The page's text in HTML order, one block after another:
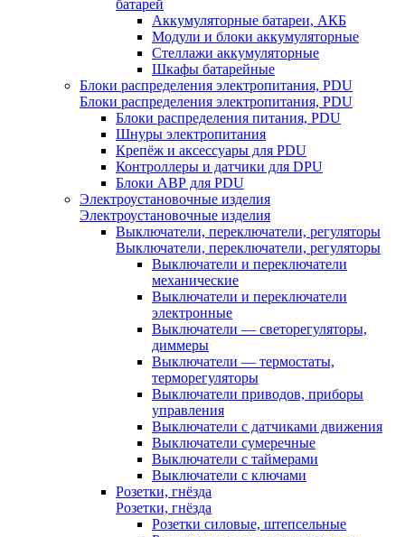
батарей
Аккумуляторные батареи, АКБ
Модули и блоки аккумуляторные
Стеллажи аккумуляторные
Шкафы батарейные
Блоки распределения электропитания, PDU
Блоки распределения электропитания, PDU
Блоки распределения питания, PDU
Шнуры электропитания
Крепёж и аксессуары для PDU
Контроллеры и датчики для DPU
Блоки АВР для PDU
Электроустановочные изделия
Электроустановочные изделия
Выключатели, переключатели, регуляторы
Выключатели, переключатели, регуляторы
Выключатели и переключатели
механические
Выключатели и переключатели
электронные
Выключатели — светорегуляторы,
диммеры
Выключатели — термостаты,
терморегуляторы
Выключатели приводов, приборы
управления
Выключатели с датчиками движения
Выключатели сумеречные
Выключатели с таймерами
Выключатели с ключами
Розетки, гнёзда
Розетки, гнёзда
Розетки силовые, штепсельные